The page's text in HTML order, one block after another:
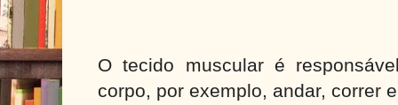
O tecido muscular é
corpo, por exemplo, andar, correr